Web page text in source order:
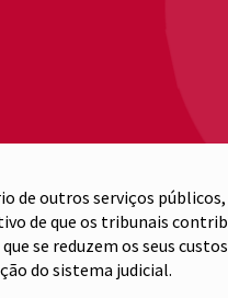
outros serviços
de que os tribunais
se reduzem os seus
do sistema judicial.